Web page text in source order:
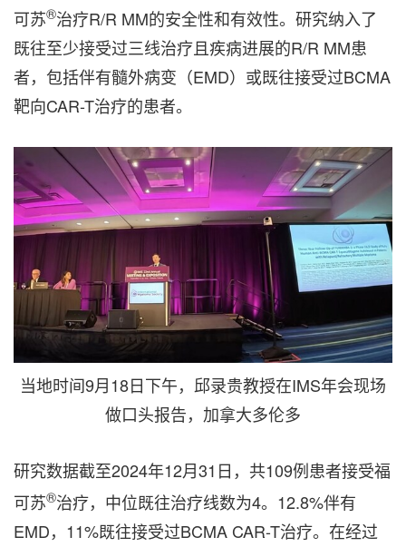
可苏®治疗R/R MM的安全性和有效性。研究纳入了
既往至少接受过三线治疗且疾病进展的R/R MM患
者，包括伴有髓外病变（EMD）或既往接受过BCMA
靶向CAR-T治疗的患者。
当地时间9月18日下午，邱录贵教授在IMS年会现场
做口头报告，加拿大多伦多
研究数据截至2024年12月31日，共109例患者接受福
可苏®治疗，中位既往治疗线数为4。12.8%伴有
EMD，11%既往接受过BCMA CAR-T治疗。在经过